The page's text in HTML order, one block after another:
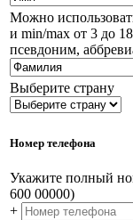
Можно
и min/max от 3 до
псевдоним,
Выберите страну
Номер телефона
Укажите полный
600 00000)
+